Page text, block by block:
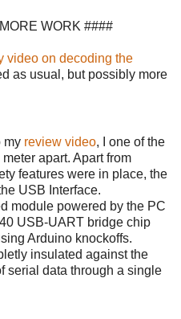
WORK ####
video on decoding the
as usual, but possibly more
my review video, I one of the
apart. Apart from
features were in place, the
USB Interface.
module powered by the PC
USB-UART bridge chip
Arduino knockoffs.
insulated against the
serial data through a single